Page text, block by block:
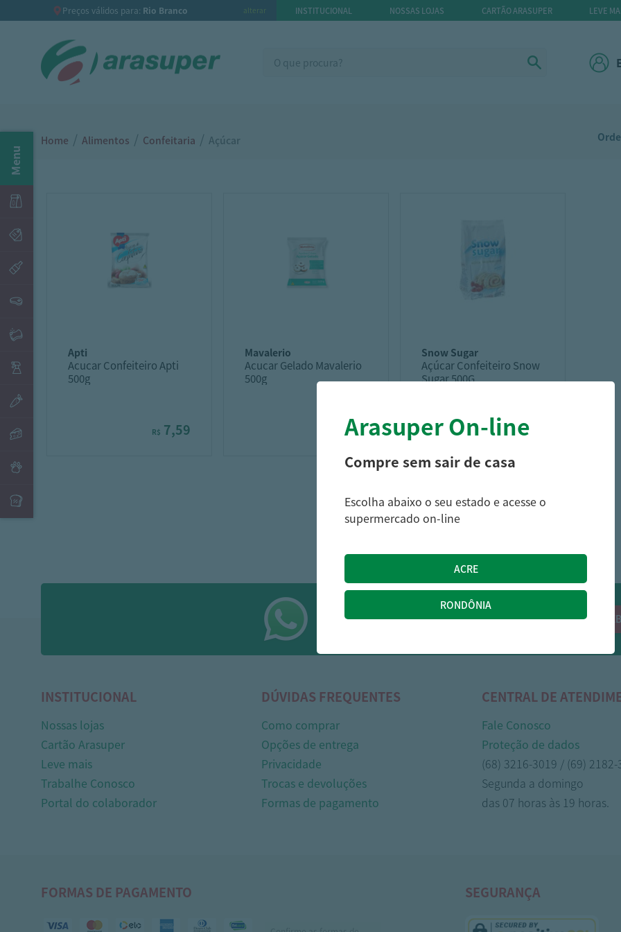
Preços válidos para: Rio Branco alterar INSTITUCIONAL NOSSAS LOJAS CARTÃO ARASUPER LEVE
Menu
Home / Alimentos / Confeitaria / Açúcar
apti
Acucar Confeiteiro Apti
500g
R$ 7,59
mavalerio
Acucar Gelado Mavalerio
500g
20,69
snow sugar
Açúcar Confeiteiro Snow
Sugar 500G
8,49
OFERTAS NO WHATSAPP:
Siga nossos canais oficiais de ofertas no
INSTITUCIONAL
Nossas lojas
Cartão Arasuper
Leve mais
Trabalhe Conosco
Portal do colaborador
DÚVIDAS FREQUENTES
Como comprar
Opções de entrega
Privacidade
Trocas e devoluções
Formas de pagamento
CENTRAL DE
Fale Conosco
Proteção de dados
(68) 3216-3019 / (69) 2182-
Segunda a domingo
das 07 horas às 19 horas.
FORMAS DE PAGAMENTO SEGURANÇA
Arasuper On-line
Compre sem sair de casa
Escolha abaixo o seu estado e acesse o
supermercado on-line